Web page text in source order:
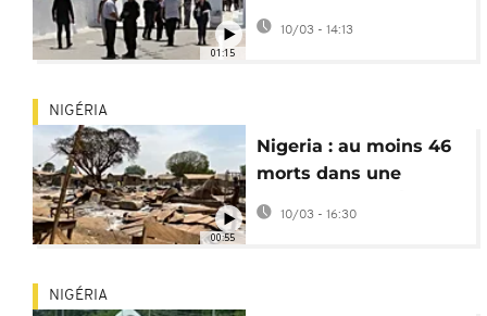
01:15
l’attaque de la
synagogue de la
10/03 - 14:13
00:55
NIGÉRIA
Nigeria : au moins 46
morts dans une
attaque dans l’État du
Niger
10/03 - 16:30
NIGÉRIA